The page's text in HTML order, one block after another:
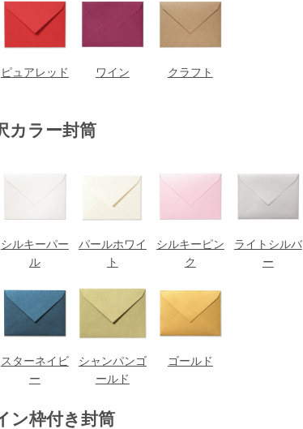
ピュアレッド ワイン クラフト
カラー封筒
シルキーパー
ル
パールホワイ
ト
シルキーピン
ク
ライトシルバ
ー
スターネイビ
ー
シャンパンゴ
ールド
ゴールド
ン枠付き封筒